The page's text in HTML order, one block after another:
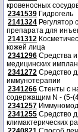
кровеносных
2341539 Гидрогель
2141324 Регулятор
препарата для
2141312
кожей лица
2341296 Средства
медицинских
2341272 Средство
иммунотерапии
2341266 Стенты с
содержащим N - (5-
2341257
2341255 Средство
климактерических